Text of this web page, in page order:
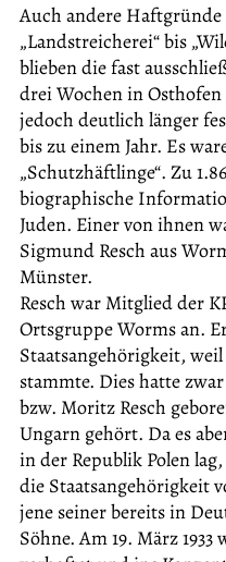
Auch andere
„Landstreicherei“ bis
blieben die fast
drei Wochen in
jedoch deutlich länger
bis zu einem Jahr. Es
„Schutzhäftlinge“. Zu
biographische
Juden. Einer von ihnen
Sigmund Resch aus
Münster.
Resch war Mitglied der
Ortsgruppe Worms an.
Staatsangehörigkeit,
stammte. Dies hatte zwar
bzw. Moritz Resch
Ungarn gehört. Da es
in der Republik Polen
die Staatsangehörigkeit
jene seiner bereits in
Söhne. Am 19. März